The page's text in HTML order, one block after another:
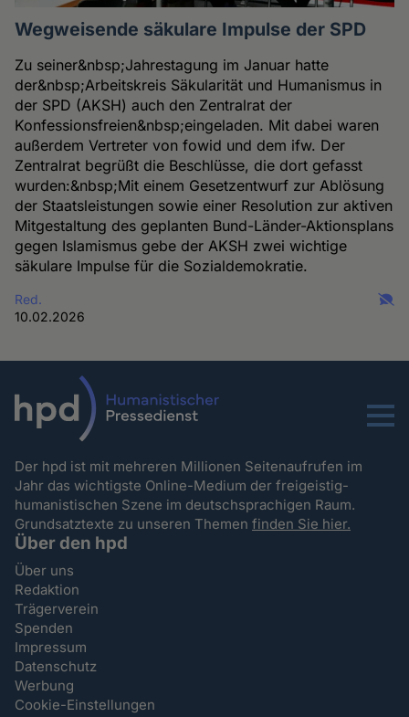
Wegweisende säkulare Impulse der SPD
Zu seiner&nbsp;Jahrestagung im Januar hatte
der&nbsp;Arbeitskreis Säkularität und Humanismus in
der SPD (AKSH) auch den Zentralrat der
Konfessionsfreien&nbsp;eingeladen. Mit dabei waren
außerdem Vertreter von fowid und dem ifw. Der
Zentralrat begrüßt die Beschlüsse, die dort gefasst
wurden:&nbsp;Mit einem Gesetzentwurf zur Ablösung
der Staatsleistungen sowie einer Resolution zur aktiven
Mitgestaltung des geplanten Bund-Länder-Aktionsplans
gegen Islamismus gebe der AKSH zwei wichtige
säkulare Impulse für die Sozialdemokratie.
Red.
10.02.2026
Menu
Der hpd ist mit mehreren Millionen Seitenaufrufen im
Jahr das wichtigste Online-Medium der freigeistig-
humanistischen Szene im deutschsprachigen Raum.
Grundsatztexte zu unseren Themenfinden Sie hier.
Über den hpd
Über uns
Redaktion
Trägerverein
Spenden
Impressum
Datenschutz
Werbung
Cookie-Einstellungen